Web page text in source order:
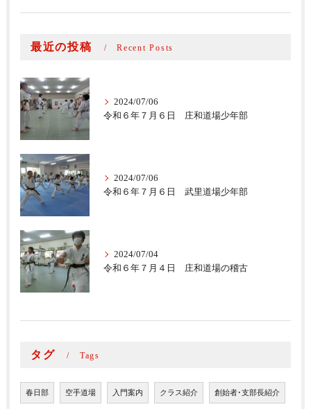
最近の投稿 Recent Posts
2024/07/06
令和６年７月６日 庄和道場少年部
2024/07/06
令和６年７月６日 武里道場少年部
2024/07/04
令和６年７月４日 庄和道場の稽古
タグ Tags
春日部 空手道場 入門案内 クラス紹介 創始者･支部長紹介